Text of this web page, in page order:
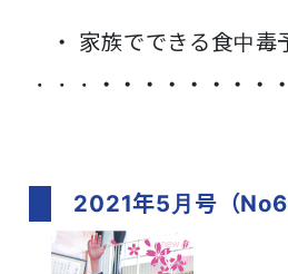
・ 家族でできる食中毒
・・・
・・・・・・ ・・
2021年5月号（